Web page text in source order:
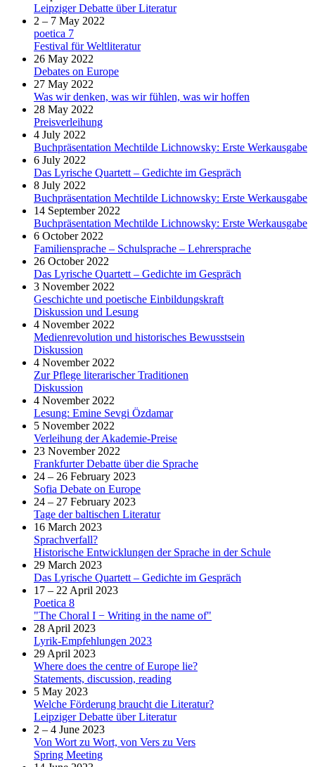
Leipziger Debatte über Literatur
2 – 7 May 2022
poetica 7
Festival für Weltliteratur
26 May 2022
Debates on Europe
27 May 2022
Was wir denken, was wir fühlen, was wir hoffen
28 May 2022
Preisverleihung
4 July 2022
Buchpräsentation Mechtilde Lichnowsky: Erste Werkausgabe
6 July 2022
Das Lyrische Quartett – Gedichte im Gespräch
8 July 2022
Buchpräsentation Mechtilde Lichnowsky: Erste Werkausgabe
14 September 2022
Buchpräsentation Mechtilde Lichnowsky: Erste Werkausgabe
6 October 2022
Familiensprache – Schulsprache – Lehrersprache
26 October 2022
Das Lyrische Quartett – Gedichte im Gespräch
3 November 2022
Geschichte und poetische Einbildungskraft
Diskussion und Lesung
4 November 2022
Medienrevolution und historisches Bewusstsein
Diskussion
4 November 2022
Zur Pflege literarischer Traditionen
Diskussion
4 November 2022
Lesung: Emine Sevgi Özdamar
5 November 2022
Verleihung der Akademie-Preise
23 November 2022
Frankfurter Debatte über die Sprache
24 – 26 February 2023
Sofia Debate on Europe
24 – 27 February 2023
Tage der baltischen Literatur
16 March 2023
Sprachverfall?
Historische Entwicklungen der Sprache in der Schule
29 March 2023
Das Lyrische Quartett – Gedichte im Gespräch
17 – 22 April 2023
Poetica 8
"The Choral I − Writing in the name of"
28 April 2023
Lyrik-Empfehlungen 2023
29 April 2023
Where does the centre of Europe lie?
Statements, discussion, reading
5 May 2023
Welche Förderung braucht die Literatur?
Leipziger Debatte über Literatur
2 – 4 June 2023
Von Wort zu Wort, von Vers zu Vers
Spring Meeting